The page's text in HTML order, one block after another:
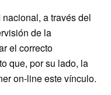
a través del
de la
el correcto
que, por su lado, la
on-line este vínculo.